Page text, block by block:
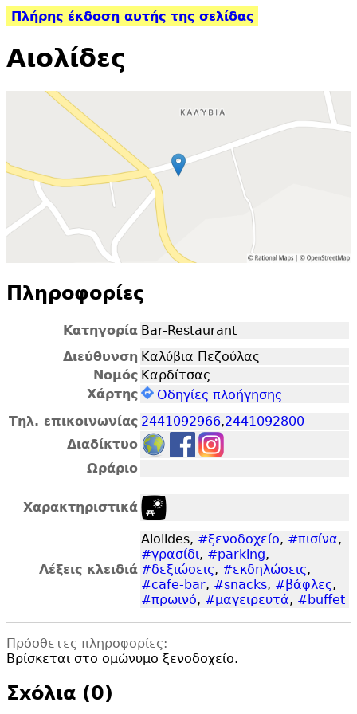
Πλήρης έκδοση αυτής της σελίδας
Αιολίδες
Πληροφορίες
Κατηγορία Bar-Restaurant
Διεύθυνση Καλύβια Πεζούλας
Νομός Καρδίτσας
Χάρτης
Οδηγίες πλοήγησης
Τηλ. επικοινωνίας 2441092966,2441092800
Διαδίκτυο
Ωράριο
Χαρακτηριστικά
Λέξεις κλειδιά
Aiolides, #ξενοδοχείο, #πισίνα,
#γρασίδι, #parking,
#δεξιώσεις, #εκδηλώσεις,
#cafe-bar, #snacks, #βάφλες,
#πρωινό, #μαγειρευτά, #buffet
Πρόσθετες πληροφορίες:
Βρίσκεται στο ομώνυμο ξενοδοχείο.
Σxόλια (0)